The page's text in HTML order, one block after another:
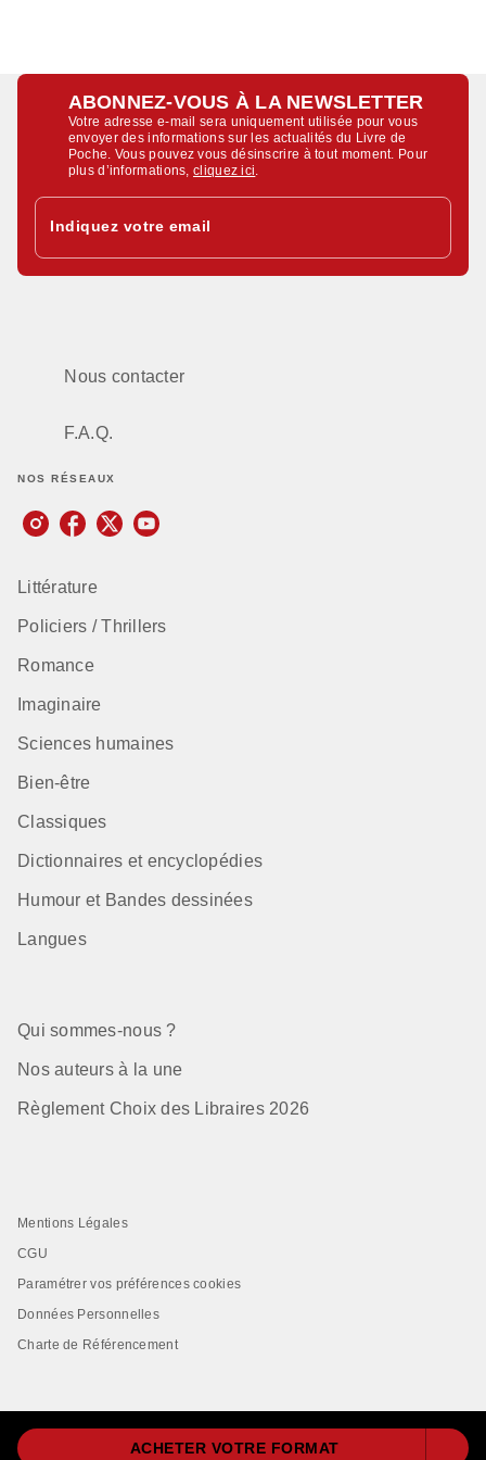
ACHETER VOTRE FORMAT
ABONNEZ-VOUS À LA NEWSLETTER
Votre adresse e-mail sera uniquement utilisée pour vous
envoyer des informations sur les actualités du Livre de
Poche. Vous pouvez vous désinscrire à tout moment. Pour
plus d’informations,cliquez ici
Indiquez votre email
Nous contacter
F.A.Q.
NOS RÉSEAUX
Littérature
Policiers / Thrillers
Romance
Imaginaire
Sciences humaines
Bien-être
Classiques
Dictionnaires et encyclopédies
Humour et Bandes dessinées
Langues
Qui sommes-nous ?
Nos auteurs à la une
Règlement Choix des Libraires 2026
Mentions Légales
CGU
Paramétrer vos préférences cookies
Données Personnelles
Charte de Référencement